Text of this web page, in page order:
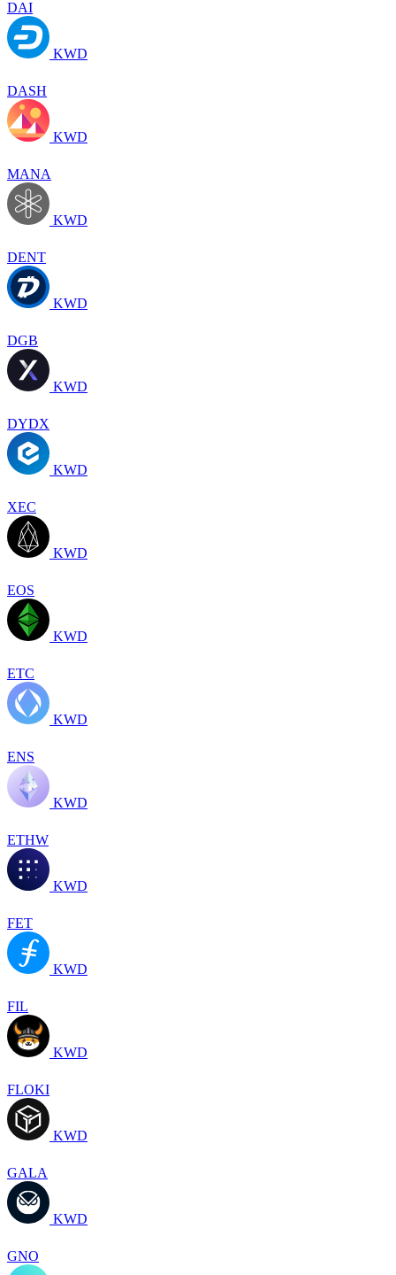
DAI
KWD
DASH
KWD
MANA
KWD
DENT
KWD
DGB
KWD
DYDX
KWD
XEC
KWD
EOS
KWD
ETC
KWD
ENS
KWD
ETHW
KWD
FET
KWD
FIL
KWD
FLOKI
KWD
GALA
KWD
GNO